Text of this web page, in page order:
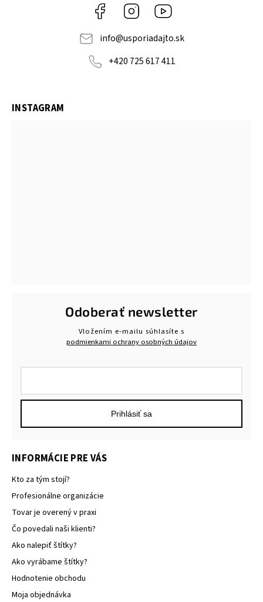
Facebook Instagram
info@usporiadajto.sk
+420 725 617 411
INSTAGRAM
INFORMÁCIE PRE VÁS
Kto za tým stojí?
Profesionálne organizácie
Tovar je overený v praxi
Čo povedali naši klienti?
Ako nalepiť štítky?
Ako vyrábame štítky?
Hodnotenie obchodu
Moja objednávka
Odoberať newsletter
Vložením e-mailu súhlasíte s
podmienkami ochrany osobných údajov
Prihlásiť sa